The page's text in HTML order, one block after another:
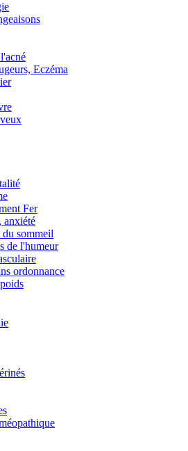
Eczéma
Fer
anxiété
sommeil
de l'humeur
ordonnance